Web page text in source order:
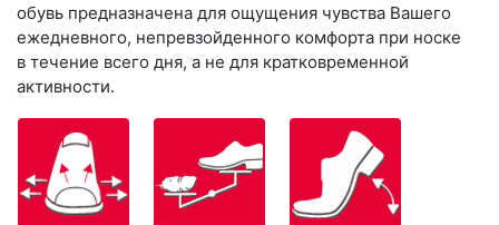
обувь предназначена для ощущения чувства Вашего
ежедневного, непревзойденного комфорта при носке
в течение всего дня, а не для кратковременной
активности.